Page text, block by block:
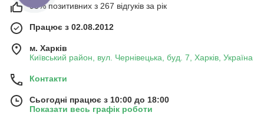
98% позитивних з 267 відгуків за рік
Працює з 02.08.2012
м. Харків
Київський район, вул. Чернівецька, буд. 7, Харків, Україна
Контакти
Сьогодні працює з 10:00 до 18:00
Показати весь графік роботи